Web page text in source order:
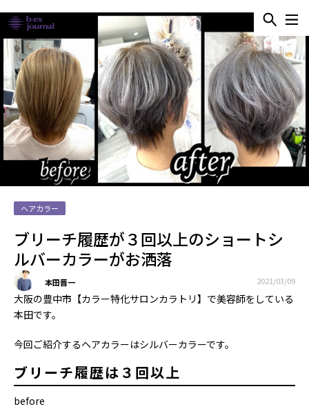
ヘアカラー
ブリーチ履歴が３回以上のショートシ
ルバーカラーがお洒落
本田晋一 2021/03/09
大阪の豊中市【カラー特化サロンカラトリ】で美容師をしている
本田です。
今回ご紹介するヘアカラーはシルバーカラーです。
ブリーチ履歴は３回以上
before